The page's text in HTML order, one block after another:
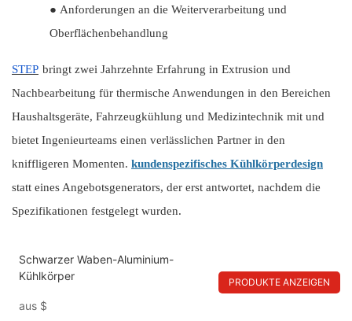
● Anforderungen an die Weiterverarbeitung und
Oberflächenbehandlung
STEP bringt zwei Jahrzehnte Erfahrung in Extrusion und
Nachbearbeitung für thermische Anwendungen in den Bereichen
Haushaltsgeräte, Fahrzeugkühlung und Medizintechnik mit und
bietet Ingenieurteams einen verlässlichen Partner in den
kniffligeren Momenten. kundenspezifisches Kühlkörperdesign
statt eines Angebotsgenerators, der erst antwortet, nachdem die
Spezifikationen festgelegt wurden.
Schwarzer Waben-Aluminium-
Kühlkörper
aus $
PRODUKTE ANZEIGEN